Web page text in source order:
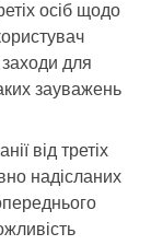
осіб щодо
заходи для
зауважень
від третіх
надісланих